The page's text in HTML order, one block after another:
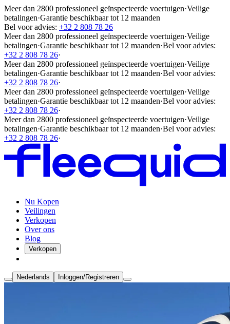
Meer dan 2800 professioneel geïnspecteerde voertuigen·Veilige
betalingen·Garantie beschikbaar tot 12 maanden
Bel voor advies: +32 2 808 78 26
Meer dan 2800 professioneel geïnspecteerde voertuigen·Veilige
betalingen·Garantie beschikbaar tot 12 maanden·Bel voor advies:
+32 2 808 78 26·
Meer dan 2800 professioneel geïnspecteerde voertuigen·Veilige
betalingen·Garantie beschikbaar tot 12 maanden·Bel voor advies:
+32 2 808 78 26·
Meer dan 2800 professioneel geïnspecteerde voertuigen·Veilige
betalingen·Garantie beschikbaar tot 12 maanden·Bel voor advies:
+32 2 808 78 26·
Meer dan 2800 professioneel geïnspecteerde voertuigen·Veilige
betalingen·Garantie beschikbaar tot 12 maanden·Bel voor advies:
+32 2 808 78 26·
Nu Kopen
Veilingen
Verkopen
Over ons
Blog
Verkopen
Nederlands Inloggen/Registreren